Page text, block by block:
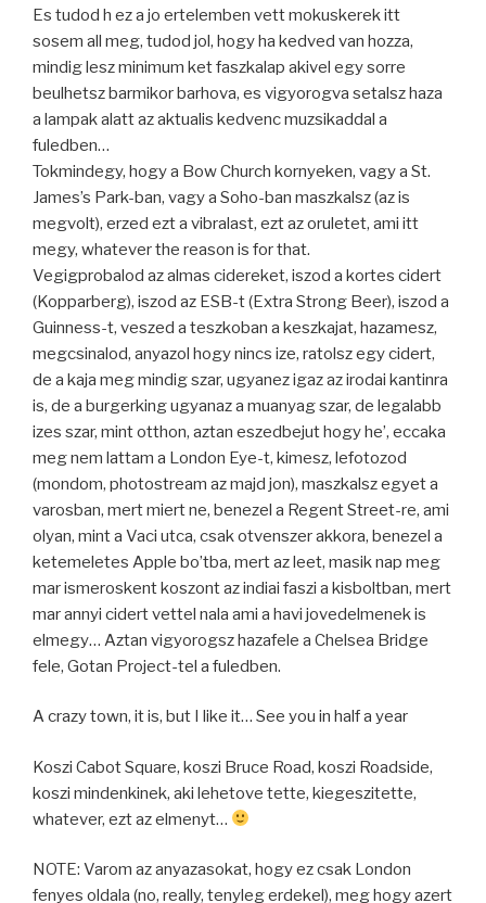
Es tudod h ez a jo ertelemben vett mokuskerek itt
sosem all meg, tudod jol, hogy ha kedved van hozza,
mindig lesz minimum ket faszkalap akivel egy sorre
beulhetsz barmikor barhova, es vigyorogva setalsz haza
a lampak alatt az aktualis kedvenc muzsikaddal a
fuledben…
Tokmindegy, hogy a Bow Church kornyeken, vagy a St.
James’s Park-ban, vagy a Soho-ban maszkalsz (az is
megvolt), erzed ezt a vibralast, ezt az oruletet, ami itt
megy, whatever the reason is for that.
Vegigprobalod az almas cidereket, iszod a kortes cidert
(Kopparberg), iszod az ESB-t (Extra Strong Beer), iszod a
Guinness-t, veszed a teszkoban a keszkajat, hazamesz,
megcsinalod, anyazol hogy nincs ize, ratolsz egy cidert,
de a kaja meg mindig szar, ugyanez igaz az irodai kantinra
is, de a burgerking ugyanaz a muanyag szar, de legalabb
izes szar, mint otthon, aztan eszedbejut hogy he’, eccaka
meg nem lattam a London Eye-t, kimesz, lefotozod
(mondom, photostream az majd jon), maszkalsz egyet a
varosban, mert miert ne, benezel a Regent Street-re, ami
olyan, mint a Vaci utca, csak otvenszer akkora, benezel a
ketemeletes Apple bo’tba, mert az leet, masik nap meg
mar ismeroskent koszont az indiai faszi a kisboltban, mert
mar annyi cidert vettel nala ami a havi jovedelmenek is
elmegy… Aztan vigyorogsz hazafele a Chelsea Bridge
fele, Gotan Project-tel a fuledben.
A crazy town, it is, but I like it… See you in half a year
Koszi Cabot Square, koszi Bruce Road, koszi Roadside,
koszi mindenkinek, aki lehetove tette, kiegeszitette,
whatever, ezt az elmenyt…
NOTE: Varom az anyazasokat, hogy ez csak London
fenyes oldala (no, really, tenyleg erdekel), meg hogy azert